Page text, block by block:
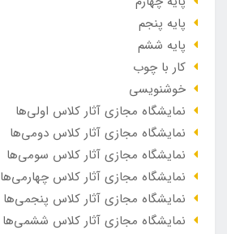
پایه پنجم
پایه ششم
کار با چوب
خوشنویسی
نمایشگاه مجازی آثار کلاس اولی‌ها
نمایشگاه مجازی آثار کلاس دومی‌ها
نمایشگاه مجازی آثار کلاس سومی‌ها
نمایشگاه مجازی آثار کلاس چهارمی‌ها
نمایشگاه مجازی آثار کلاس پنجمی‌ها
نمایشگاه مجازی آثار کلاس ششمی‌ها